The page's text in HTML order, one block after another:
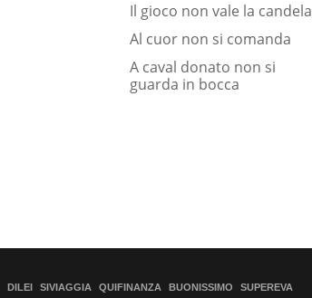
Il gioco non vale la candela
Al cuor non si comanda
A caval donato non si
guarda in bocca
DILEI SIVIAGGIA QUIFINANZA BUONISSIMO SUPEREVA